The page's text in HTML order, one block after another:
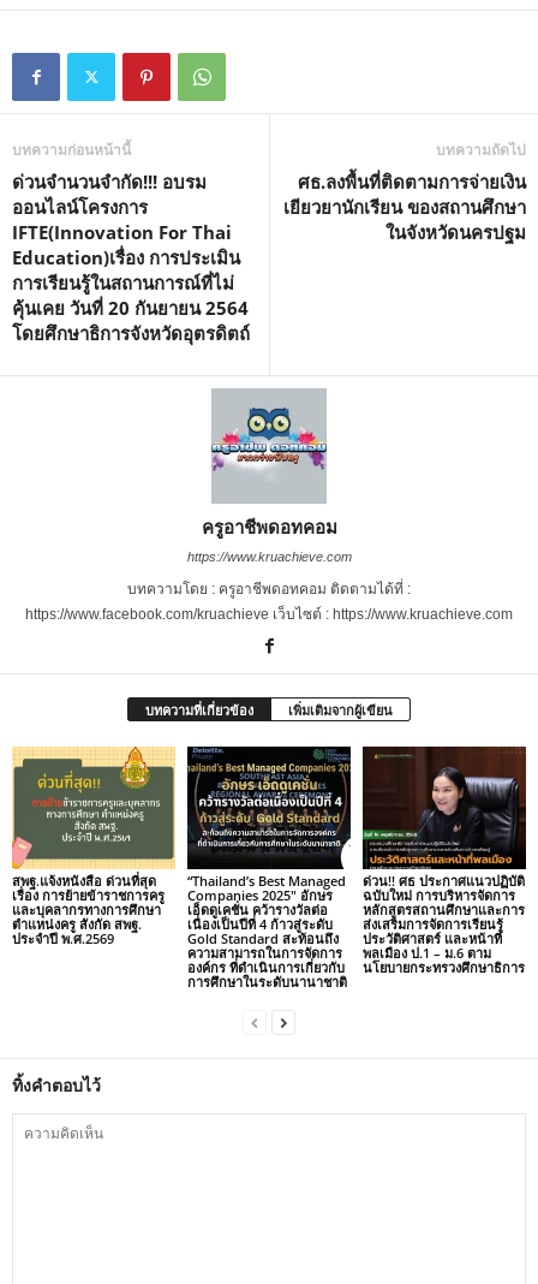
e
บทความก่อนหน้านี้
ด่วนจำนวนจำกัด!!! อบรม
ออนไลน์โครงการ
IFTE(Innovation For Thai
Education)เรื่อง การประเมิน
การเรียนรู้ในสถานการณ์ที่ไม่
คุ้นเคย วันที่ 20 กันยายน 2564
โดยศึกษาธิการจังหวัดอุตรดิตถ์
บทความถัดไป
ศธ.ลงพื้นที่ติดตามการจ่ายเงิน
เยียวยานักเรียน ของสถานศึกษา
ในจังหวัดนครปฐม
ครูอาชีพดอทคอม
https://www.kruachieve.com
บทความโดย : ครูอาชีพดอทคอม ติดตามได้ที่ :
https://www.facebook.com/kruachieve เว็บไซต์ : https://www.kruachieve.com
บทความที่เกี่ยวข้อง เพิ่มเติมจากผู้เขียน
สพฐ.แจ้งหนังสือ ด่วนที่สุด
เรื่อง การย้ายข้าราชการครู
และบุคลากรทางการศึกษา
ตำแหน่งครู สังกัด สพฐ.
ประจำปี พ.ศ.2569
“Thailand’s Best Managed
Companies 2025″ อักษร
เอ็ดดูเคชั่น คว้ารางวัลต่อ
เนื่องเป็นปีที่ 4 ก้าวสู่ระดับ
Gold Standard สะท้อนถึง
ความสามารถในการจัดการ
องค์กร ที่ดำเนินการเกี่ยวกับ
การศึกษาในระดับนานาชาติ
ด่วน!! ศธ ประกาศแนวปฏิบัติ
ฉบับใหม่ การบริหารจัดการ
หลักสูตรสถานศึกษาและการ
ส่งเสริมการจัดการเรียนรู้
ประวัติศาสตร์ และหน้าที่
พลเมือง ป.1 – ม.6 ตาม
นโยบายกระทรวงศึกษาธิการ
ทิ้งคำตอบไว้